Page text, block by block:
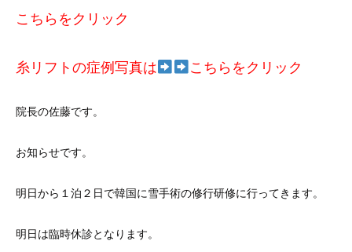
こちらをクリック
糸リフトの症例写真は こちらをクリック
院長の佐藤です。
お知らせです。
明日から１泊２日で韓国に雪手術の修行研修に行ってきます。
明日は臨時休診となります。